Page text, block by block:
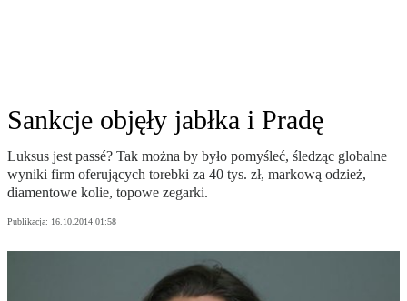
Sankcje objęły jabłka i Pradę
Luksus jest passé? Tak można by było pomyśleć, śledząc globalne
wyniki firm oferujących torebki za 40 tys. zł, markową odzież,
diamentowe kolie, topowe zegarki.
Publikacja: 16.10.2014 01:58